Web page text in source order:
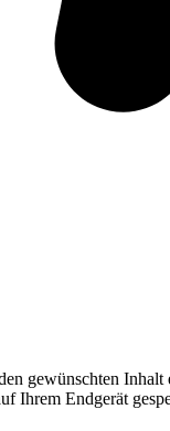
gewünschten
Ihrem Endgerät